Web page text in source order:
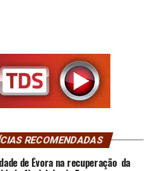
RECOMENDADAS
de Évora na recuperação da